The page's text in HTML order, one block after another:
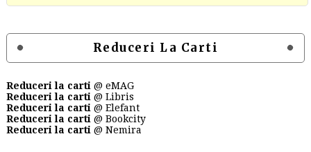
Reduceri La Carti
Reduceri la carti @ eMAG
Reduceri la carti @ Libris
Reduceri la carti @ Elefant
Reduceri la carti @ Bookcity
Reduceri la carti @ Nemira